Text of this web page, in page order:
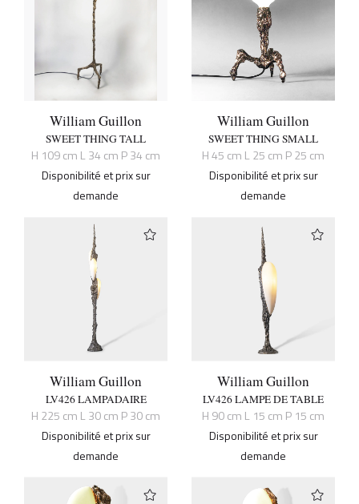
William Guillon
SWEET THING TALL
H 109 cm L 34 cm P 34 cm
Disponibilité et prix sur
demande
William Guillon
SWEET THING SMALL
H 45 cm L 25 cm P 25 cm
Disponibilité et prix sur
demande
William Guillon
LV426 LAMPADAIRE
H 225 cm L 30 cm P 30 cm
Disponibilité et prix sur
demande
William Guillon
LV426 LAMPE DE TABLE
H 90 cm L 15 cm P 15 cm
Disponibilité et prix sur
demande